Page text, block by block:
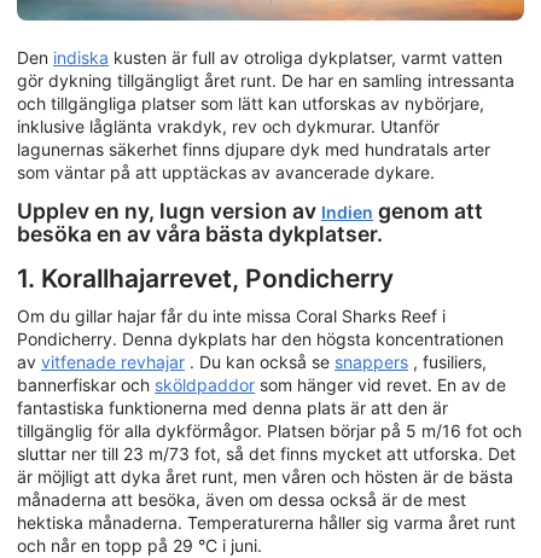
Den indiska kusten är full av otroliga dykplatser, varmt vatten
gör dykning tillgängligt året runt. De har en samling intressanta
och tillgängliga platser som lätt kan utforskas av nybörjare,
inklusive låglänta vrakdyk, rev och dykmurar. Utanför
lagunernas säkerhet finns djupare dyk med hundratals arter
som väntar på att upptäckas av avancerade dykare.
Upplev en ny, lugn version av Indien genom att
besöka en av våra bästa dykplatser.
1. Korallhajarrevet, Pondicherry
Om du gillar hajar får du inte missa Coral Sharks Reef i
Pondicherry. Denna dykplats har den högsta koncentrationen
av vitfenade revhajar . Du kan också se snappers , fusiliers,
bannerfiskar och sköldpaddor som hänger vid revet. En av de
fantastiska funktionerna med denna plats är att den är
tillgänglig för alla dykförmågor. Platsen börjar på 5 m/16 fot och
sluttar ner till 23 m/73 fot, så det finns mycket att utforska. Det
är möjligt att dyka året runt, men våren och hösten är de bästa
månaderna att besöka, även om dessa också är de mest
hektiska månaderna. Temperaturerna håller sig varma året runt
och når en topp på 29 °C i juni.